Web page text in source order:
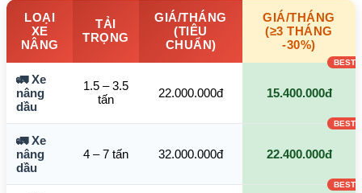
LOẠI
XE
NÂNG
TẢI
TRỌNG
GIÁ/THÁNG
(TIÊU
CHUẨN)
GIÁ/THÁNG
(≥3 THÁNG
-30%)
🚛 Xe
nâng
dầu
1.5 – 3.5
tấn
22.000.000đ 15.400.000đ
🚛 Xe
nâng
dầu
4 – 7 tấn 32.000.000đ 22.400.000đ